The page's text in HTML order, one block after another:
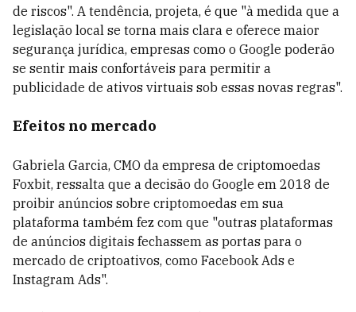
de riscos". A tendência, projeta, é que "à medida que a
legislação local se torna mais clara e oferece maior
segurança jurídica, empresas como o Google poderão
se sentir mais confortáveis para permitir a
publicidade de ativos virtuais sob essas novas regras".
Efeitos no mercado
Gabriela Garcia, CMO da empresa de criptomoedas
Foxbit, ressalta que a decisão do Google em 2018 de
proibir anúncios sobre criptomoedas em sua
plataforma também fez com que "outras plataformas
de anúncios digitais fechassem as portas para o
mercado de criptoativos, como Facebook Ads e
Instagram Ads".